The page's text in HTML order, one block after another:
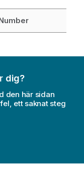
dig?
den här sidan
ett saknat steg